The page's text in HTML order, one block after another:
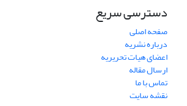
دسترسی سریع
صفحه اصلی
درباره نشریه
اعضای هیات تحریریه
ارسال مقاله
تماس با ما
نقشه سایت